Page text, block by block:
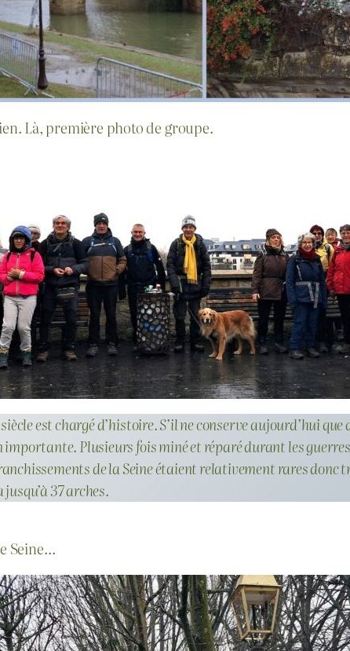
Là, première photo de groupe.
est chargé d’histoire. S’il ne conserve aujourd’hui
Plusieurs fois miné et réparé durant les
de la Seine étaient relativement rares donc
37 arches.
Seine…